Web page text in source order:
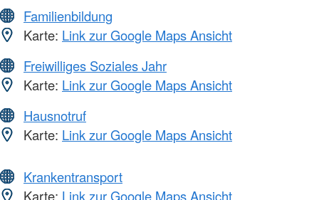
Familienbildung
Karte: Link zur Google Maps Ansicht
Freiwilliges Soziales Jahr
Karte: Link zur Google Maps Ansicht
Hausnotruf
Karte: Link zur Google Maps Ansicht
Krankentransport
Karte: Link zur Google Maps Ansicht